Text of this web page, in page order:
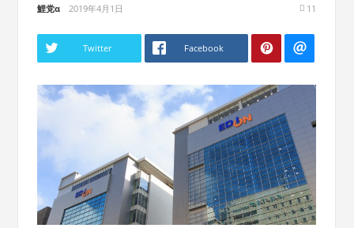
鯉党α 2019年4月1日 11
Twitter Facebook